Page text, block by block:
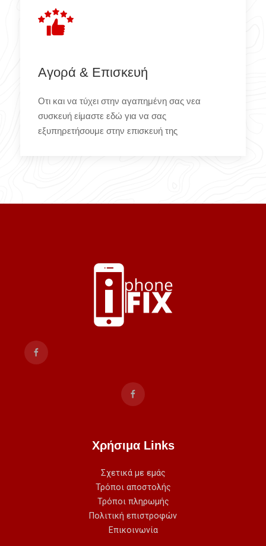
Αγορά & Επισκευή
Οτι και να τύχει στην αγαπημένη σας νεα
συσκευή είμαστε εδώ για να σας
εξυπηρετήσουμε στην επισκευή της
Χρήσιμα Links
Σχετικά με εμάς
Τρόποι αποστολής
Τρόποι πληρωμής
Πολιτική επιστροφών
Επικοινωνία